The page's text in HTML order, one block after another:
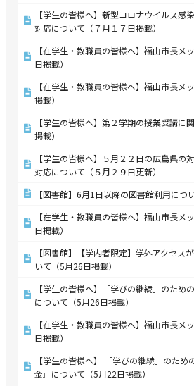
【学生の皆様へ】新型コロナウイルス感
対応について（７月１７日掲載）
【在学生・教職員の皆様へ】福山市長メ
日掲載）
【在学生・教職員の皆様へ】福山市長メ
掲載）
【学生の皆様へ】第２学期の授業受講に
掲載）
【学生の皆様へ】５月２２日の広島県の
対応について（５月２９日更新）
【図書館】6月1日以降の図書館利用につ
【在学生・教職員の皆様へ】福山市長メ
日掲載）
【図書館】【学内者限定】学外アクセス
いて（5月26日掲載）
【学生の皆様へ】「学びの継続」のため
について（5月26日掲載）
【在学生・教職員の皆様へ】福山市長メ
日掲載）
【学生の皆様へ】 「学びの継続」のた
金』について（5月22日掲載）